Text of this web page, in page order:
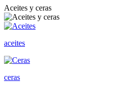
Aceites y ceras
aceites
ceras